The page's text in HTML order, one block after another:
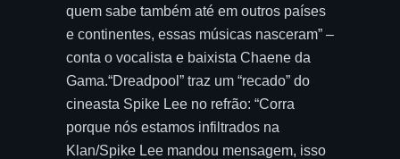
quem sabe também até em outros países
e continentes, essas músicas nasceram” –
conta o vocalista e baixista Chaene da
Gama.“Dreadpool” traz um “recado” do
cineasta Spike Lee no refrão: “Corra
porque nós estamos infiltrados na
Klan/Spike Lee mandou mensagem, isso